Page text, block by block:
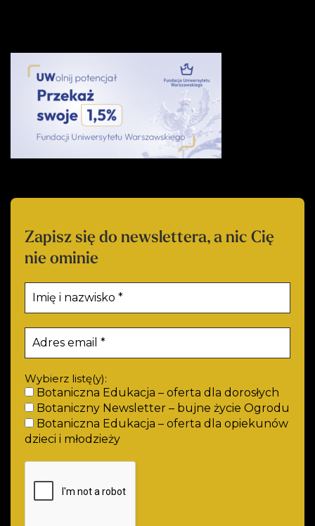
Zapisz się do newslettera, a nic Cię
nie ominie
Wybierz listę(y):
Botaniczna Edukacja – oferta dla dorosłych
Botaniczny Newsletter – bujne życie Ogrodu
Botaniczna Edukacja – oferta dla opiekunów
dzieci i młodzieży